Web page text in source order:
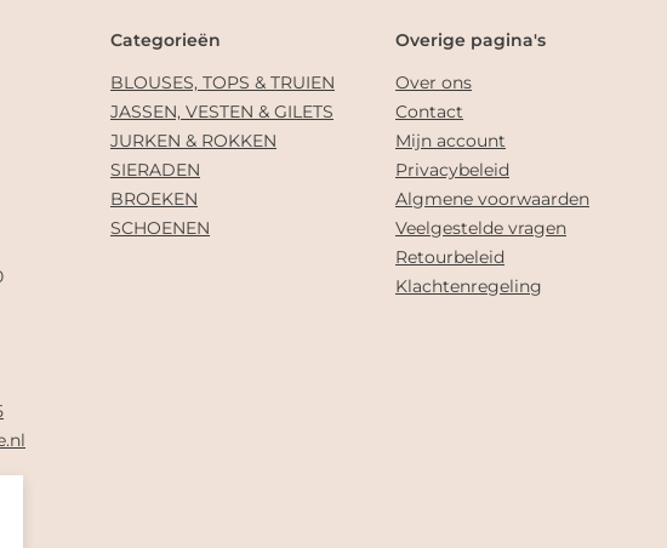
Categorieën
BLOUSES, TOPS & TRUIEN
JASSEN, VESTEN & GILETS
JURKEN & ROKKEN
SIERADEN
BROEKEN
SCHOENEN
Overige pagina's
Over ons
Contact
Mijn account
Privacybeleid
Algmene voorwaarden
Veelgestelde vragen
Retourbeleid
Klachtenregeling